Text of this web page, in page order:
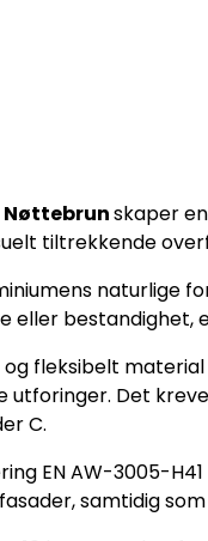
Nøttebrunskaper
tiltrekkende
naturlige
eller bestandighet,
fleksibelt
utforinger. Det
C.
EN AW-3005-
samtidig